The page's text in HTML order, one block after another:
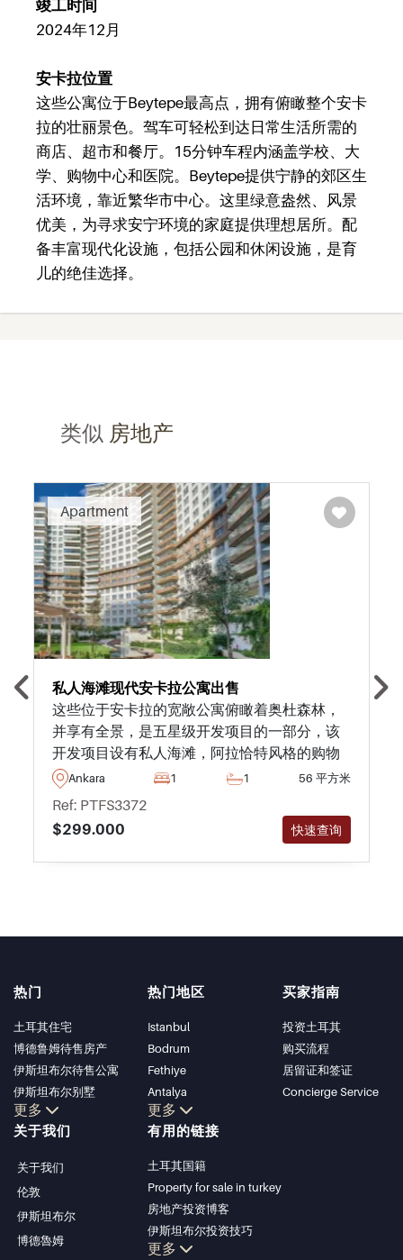
竣工时间
2024年12月
安卡拉位置
这些公寓位于Beytepe最高点，拥有俯瞰整个安卡
拉的壮丽景色。驾车可轻松到达日常生活所需的
商店、超市和餐厅。15分钟车程内涵盖学校、大
学、购物中心和医院。Beytepe提供宁静的郊区生
活环境，靠近繁华市中心。这里绿意盎然、风景
优美，为寻求安宁环境的家庭提供理想居所。配
备丰富现代化设施，包括公园和休闲设施，是育
儿的绝佳选择。
类似 房地产
Apartment
私人海滩现代安卡拉公寓出售
这些位于安卡拉的宽敞公寓俯瞰着奥杜森林，
并享有全景，是五星级开发项目的一部分，该
开发项目设有私人海滩，阿拉恰特风格的购物
街，以及更多其他内容。
Ankara 1 1 56 平方米
Ref: PTFS3372
$299.000
快速查询
热门
土耳其住宅
博德鲁姆待售房产
伊斯坦布尔待售公寓
伊斯坦布尔别墅
博德鲁姆别墅
安塔利亚待售公寓
更多
热门地区
Istanbul
Bodrum
Fethiye
Antalya
Kalkan
Alanya
Kemer
更多
买家指南
投资土耳其
购买流程
居留证和签证
Concierge Service
关于我们
关于我们
伦敦
伊斯坦布尔
博德魯姆
有用的链接
土耳其国籍
Property for sale in turkey
房地产投资博客
伊斯坦布尔投资技巧
土耳其房产投资
更多